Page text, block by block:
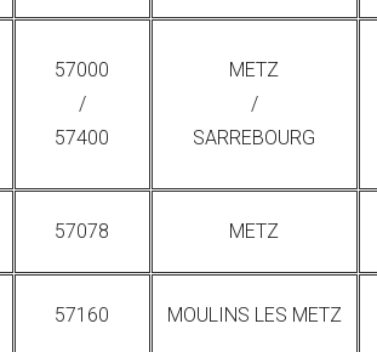
57000
/
57400
METZ
/
SARREBOURG
57078 METZ
57160 MOULINS LES METZ